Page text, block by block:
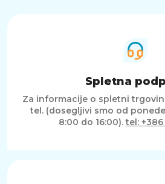
Spletna
Za informacije o spletni
tel. (dosegljivi smo od
8:00 do 16:00).tel: +386